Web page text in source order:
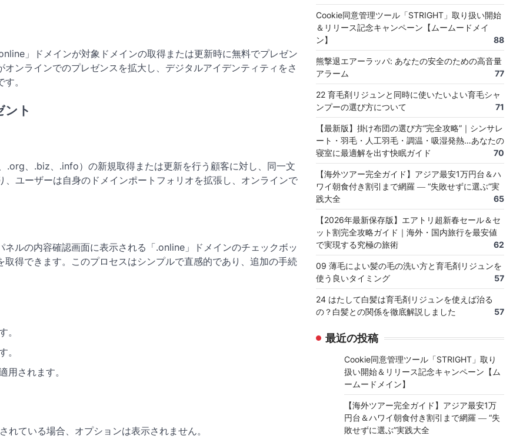
」ドメインが対象ドメインの取得または更新時に無料でプレゼン
ンラインでのプレゼンスを拡大し、デジタルアイデンティティをさ
。
ント
.org、.biz、.info）の新規取得または更新を行う顧客に対し、同一文
ユーザーは自身のドメインポートフォリオを拡張し、オンラインで
ルの内容確認画面に表示される「.online」ドメインのチェックボッ
得できます。このプロセスはシンプルで直感的であり、追加の手続
。
。
用されます。
れている場合、オプションは表示されません。
Cookie同意管理ツール「STRIGHT」取り扱い開始
＆リリース記念キャンペーン【ムームードメイ
ン】
88
熊撃退エアーラッパ: あなたの安全のための高音量
アラーム
77
22 育毛剤リジュンと同時に使いたいよい育毛シャ
ンプーの選び方について
71
【最新版】掛け布団の選び方“完全攻略”｜シンサレ
ート・羽毛・人工羽毛・調温・吸湿発熱…あなたの
寝室に最適解を出す快眠ガイド
70
【海外ツアー完全ガイド】アジア最安1万円台＆ハ
ワイ朝食付き割引まで網羅 ― “失敗せずに選ぶ”実
践大全
65
【2026年最新保存版】エアトリ超新春セール＆セ
ット割完全攻略ガイド｜海外・国内旅行を最安値
で実現する究極の旅術
62
09 薄毛によい髪の毛の洗い方と育毛剤リジュンを
使う良いタイミング
57
24 はたして白髪は育毛剤リジュンを使えば治る
の？白髪との関係を徹底解説しました
57
最近の投稿
Cookie同意管理ツール「STRIGHT」取り
扱い開始＆リリース記念キャンペーン【ム
ームードメイン】
【海外ツアー完全ガイド】アジア最安1万
円台＆ハワイ朝食付き割引まで網羅 ― “失
敗せずに選ぶ”実践大全